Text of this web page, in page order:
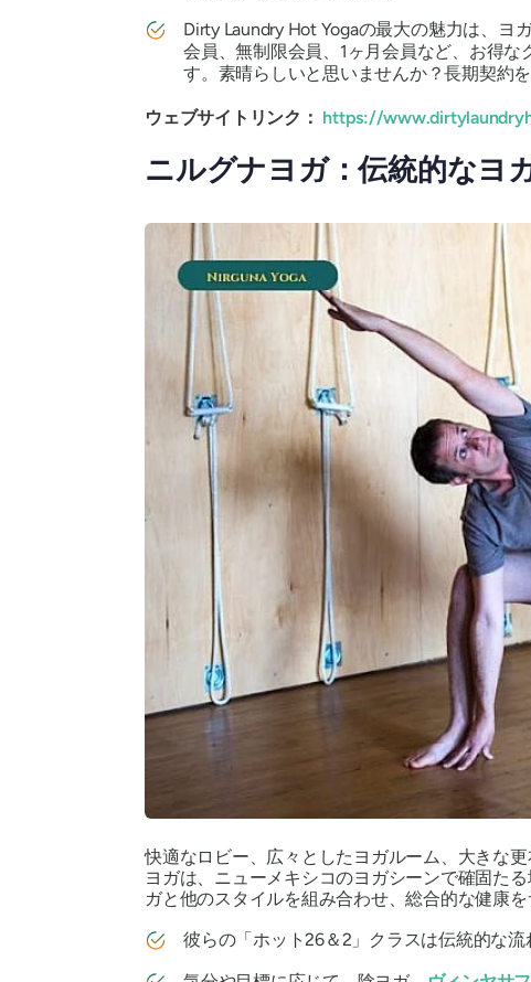
Dirty Laundry Hot Yogaの最大の魅力は、ヨ
会員、無制限会員、1ヶ月会員など、お得
す。素晴らしいと思いませんか？長期契約
ウェブサイトリンク： https://
ニルグナヨガ：伝統的なヨ
快適なロビー、広々としたヨガルーム、大きな
ヨガは、ニューメキシコのヨガシーンで確固た
ガと他のスタイルを組み合わせ、総合的な健康
彼らの「ホット26＆2」クラスは伝統的な